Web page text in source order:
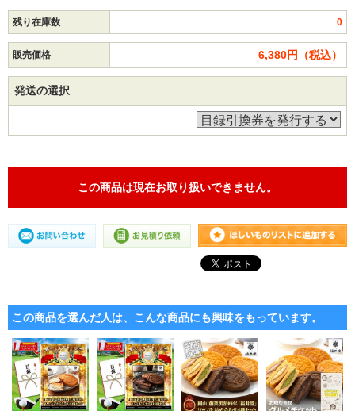
残り在庫数 0
販売価格 6,380円（税込）
発送の選択
この商品は現在お取り扱いできません。
この商品を選んだ人は、こんな商品にも興味をもっています。